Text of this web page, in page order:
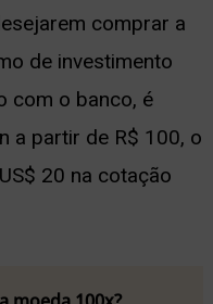
comprar a
de investimento
com o banco, é
a partir de R$ 100, o
20 na cotação